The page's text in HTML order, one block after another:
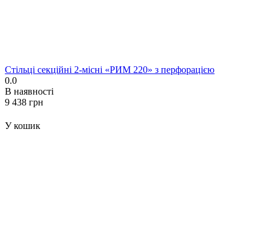
Стільці секційні 2-місні «РИМ 220» з перфорацією
0.0
В наявності
‍9 438‍ грн
У кошик